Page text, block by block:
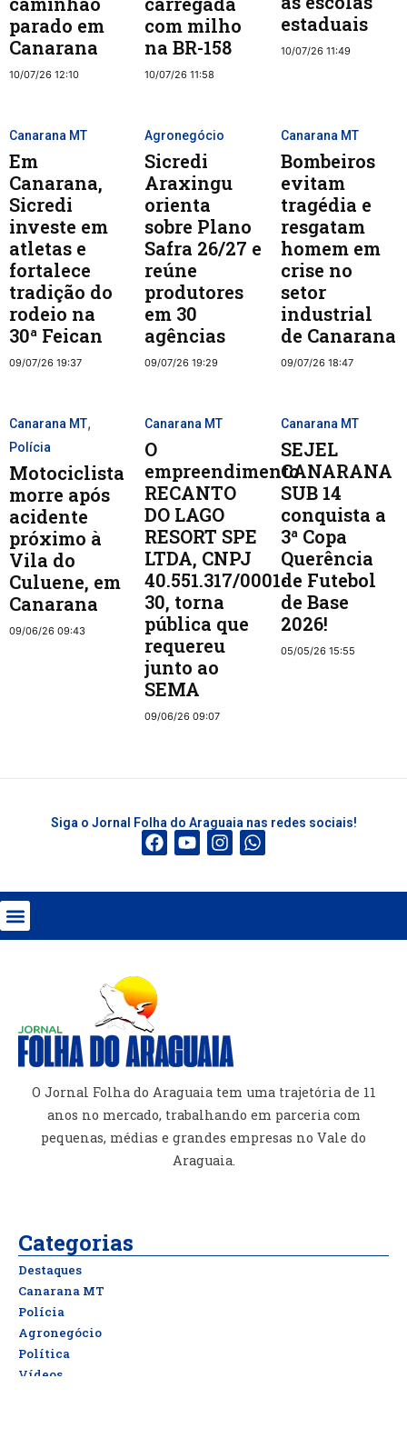
parado em
Canarana
10/07/26 12:10
com milho
na BR-158
10/07/26 11:58
estaduais
10/07/26 11:49
Canarana MT
Em
Canarana,
Sicredi
investe em
atletas e
fortalece
tradição do
rodeio na
30ª Feican
09/07/26 19:37
Agronegócio
Sicredi
Araxingu
orienta
sobre Plano
Safra 26/27 e
reúne
produtores
em 30
agências
09/07/26 19:29
Canarana MT
Bombeiros
evitam
tragédia e
resgatam
homem em
crise no
setor
industrial
de Canarana
09/07/26 18:47
Canarana MT,
Polícia
Motociclista
morre após
acidente
próximo à
Vila do
Culuene, em
Canarana
09/06/26 09:43
Canarana MT
O
empreendimento
RECANTO
DO LAGO
RESORT SPE
LTDA, CNPJ
40.551.317/0001-
30, torna
pública que
requereu
junto ao
SEMA
09/06/26 09:07
Canarana MT
SEJEL
CANARANA
SUB 14
conquista a
3ª Copa
Querência
de Futebol
de Base
2026!
05/05/26 15:55
Siga o Jornal Folha do Araguaia nas redes sociais!
O Jornal Folha do Araguaia tem uma trajetória de 11
anos no mercado, trabalhando em parceria com
pequenas, médias e grandes empresas no Vale do
Araguaia.
Categorias
Destaques
Canarana MT
Polícia
Agronegócio
Política
Vídeos